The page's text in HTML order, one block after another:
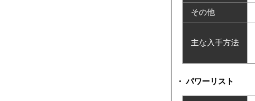
その他
主な入手方法
パワーリスト